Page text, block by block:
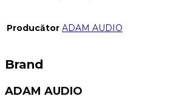
Producător ADAM AUDIO
Brand
ADAM AUDIO